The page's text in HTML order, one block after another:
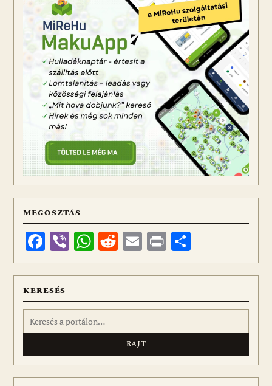
MEGOSZTÁS
Facebook
ViberWhatsApp
Reddit
Email
Print
meg
KERESÉS
Keresés: